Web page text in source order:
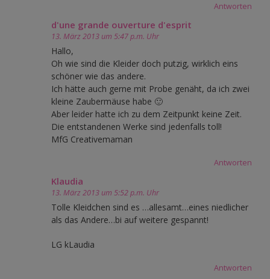
Antworten
d'une grande ouverture d'esprit
13. März 2013 um 5:47 p.m. Uhr
Hallo,
Oh wie sind die Kleider doch putzig, wirklich eins
schöner wie das andere.
Ich hätte auch gerne mit Probe genäht, da ich zwei
kleine Zaubermäuse habe 🙂
Aber leider hatte ich zu dem Zeitpunkt keine Zeit.
Die entstandenen Werke sind jedenfalls toll!
MfG Creativemaman
Antworten
Klaudia
13. März 2013 um 5:52 p.m. Uhr
Tolle Kleidchen sind es …allesamt…eines niedlicher
als das Andere…bi auf weitere gespannt!
LG kLaudia
Antworten